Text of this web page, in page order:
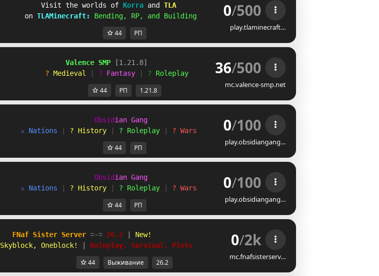
Visit the worlds of Korra and TLA
on TLAMinecraft: Bending, RP, and Building 0/500
play.tlaminecraft…
44 РП
Valence SMP
[1.21.8]
? Medieval ? Fantasy ? Roleplay 36/500
mc.valence-smp.net
44 РП 1.21.8
Obsi di an Gang
⚔ Nations
? History ? Roleplay ? Wars 0/100
play.obsidiangang…
44 РП
Obsi di an Gang
⚔ Nations
? History ? Roleplay ? Wars 0/100
play.obsidiangang…
44 РП
FNaf Sister Server =-= 26.2
New!
Skyblock, Oneblock!
Roleplay, Survival, Plots 0/2k
mc.fnafsisterserv…
44 Выживание 26.2